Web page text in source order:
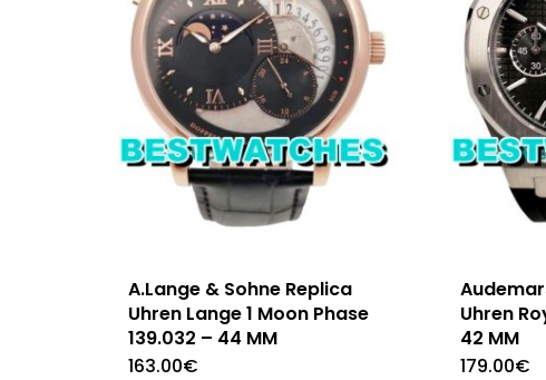
A.Lange & Sohne Replica
Uhren Lange 1 Moon Phase
139.032 – 44 MM
163.00€
Uhren
42 MM
179.00€